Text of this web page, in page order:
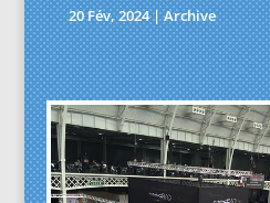
20 Fév, 2024|Archive